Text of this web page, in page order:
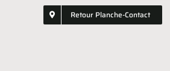
Retour Planche-Contact